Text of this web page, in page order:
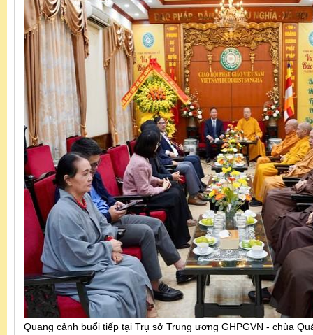
Quang cảnh buổi tiếp tại Trụ sở Trung ương GHPGVN - chùa